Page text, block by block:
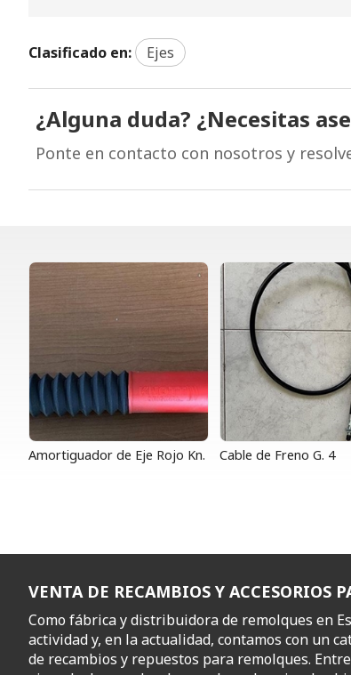
Clasificado en: Ejes
¿Alguna duda? ¿Necesitas
Ponte en contacto con nosotros y
Amortiguador de Eje Rojo Kn. Cable de Freno G. 4
VENTA DE RECAMBIOS Y ACCESORIOS
Como fábrica y distribuidora de remolques en
actividad y, en la actualidad, contamos con un
de recambios y repuestos para remolques.